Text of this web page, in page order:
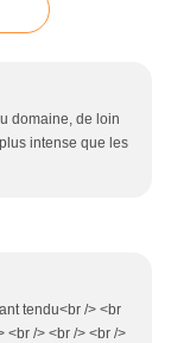
domaine, de loin
intense que les
tendu<br /> <br
<br /> <br /> <br />